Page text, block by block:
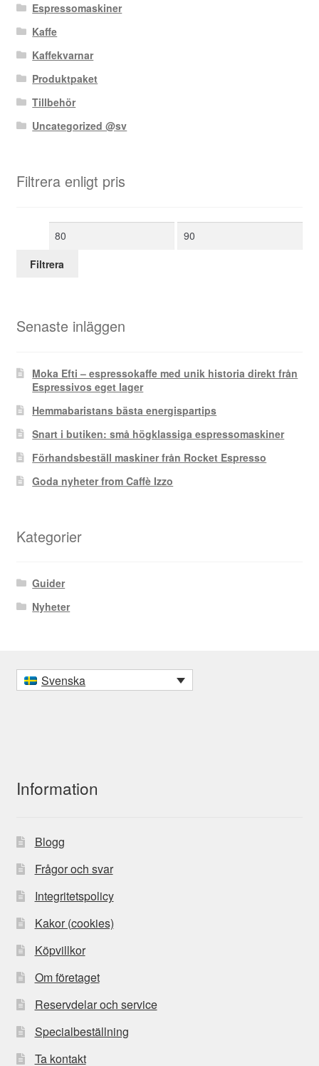
Espressomaskiner
Kaffe
Kaffekvarnar
Produktpaket
Tillbehör
Uncategorized @sv
Filtrera enligt pris
Min
Max
Filtrera
Senaste inläggen
Moka Efti – espressokaffe med unik historia direkt från
Espressivos eget lager
Hemmabaristans bästa energispartips
Snart i butiken: små högklassiga espressomaskiner
Förhandsbeställ maskiner från Rocket Espresso
Goda nyheter from Caffè Izzo
Kategorier
Guider
Nyheter
Svenska
Information
Blogg
Frågor och svar
Integritetspolicy
Kakor (cookies)
Köpvillkor
Om företaget
Reservdelar och service
Specialbeställning
Ta kontakt